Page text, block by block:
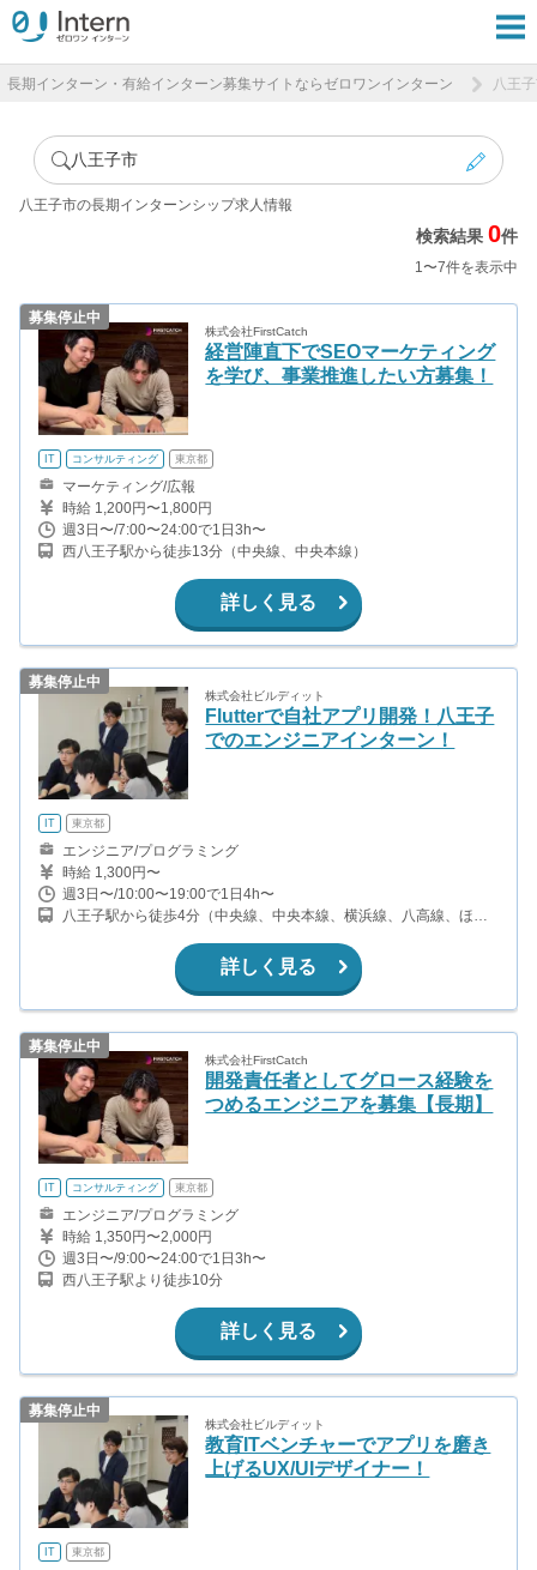
長期インターン・有給インターン募集サイトならゼロワンインターン 八王
八王子市
八王子市の長期インターンシップ求人情報
検索結果0件
1〜7件を表示中
募集停止中
株式会社FirstCatch
経営陣直下でSEOマーケティング
を学び、事業推進したい方募集！
IT コンサルティング 東京都
マーケティング/広報
時給 1,200円〜1,800円
週3日〜/7:00〜24:00で1日3h〜
西八王子駅から徒歩13分（中央線、中央本線）
詳しく見る
募集停止中
株式会社ビルディット
Flutterで自社アプリ開発！八王子
でのエンジニアインターン！
IT 東京都
エンジニア/プログラミング
時給 1,300円〜
週3日〜/10:00〜19:00で1日4h〜
八王子駅から徒歩4分（中央線、中央本線、横浜線、八高線、ほ
詳しく見る
募集停止中
株式会社FirstCatch
開発責任者としてグロース経験を
つめるエンジニアを募集【長期】
IT コンサルティング 東京都
エンジニア/プログラミング
時給 1,350円〜2,000円
週3日〜/9:00〜24:00で1日3h〜
西八王子駅より徒歩10分
詳しく見る
募集停止中
株式会社ビルディット
教育ITベンチャーでアプリを磨き
上げるUX/UIデザイナー！
IT 東京都